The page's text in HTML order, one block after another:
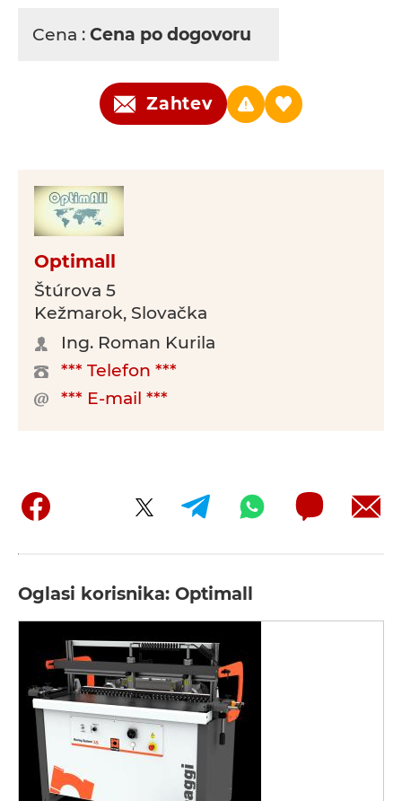
Cena : Cena po dogovoru
Zahtev
Optimall
Štúrova 5
Kežmarok, Slovačka
Ing. Roman Kurila
*** Telefon ***
*** E-mail ***
Oglasi korisnika: Optimall